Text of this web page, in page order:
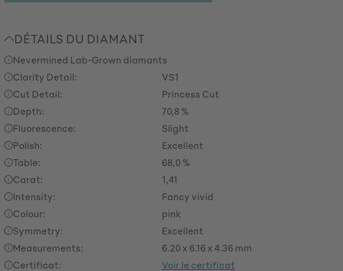
DÉTAILS DU DIAMANT
Nevermined Lab-Grown diamants
Clarity Detail:
VS1
Cut Detail:
Princess Cut
Depth:
70,8 %
Fluorescence:
Slight
Polish:
Excellent
Table:
68,0 %
Carat:
1,41
Intensity:
Fancy vivid
Colour:
pink
Symmetry:
Excellent
Measurements:
6.20 x 6.16 x 4.36 mm
Certificat:
Voir le certificat